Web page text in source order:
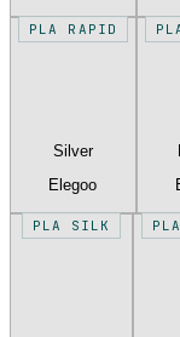
PLA RAPID
Silver
Elegoo
PLA SILK